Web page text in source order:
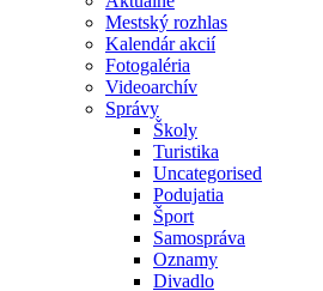
Mestský rozhlas
Kalendár akcií
Fotogaléria
Videoarchív
Správy
Školy
Turistika
Uncategorised
Podujatia
Šport
Samospráva
Oznamy
Divadlo